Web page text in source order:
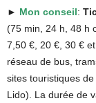
► Mon conseil:
(75 min, 24 h, 48 h
7,50 €, 20 €, 30 €
réseau de bus,
sites touristiques
Lido). La durée de